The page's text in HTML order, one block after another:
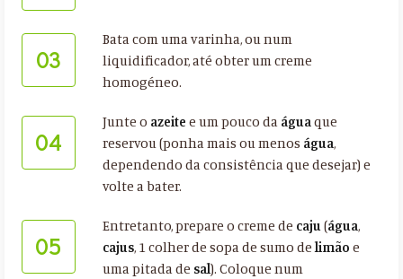
03
Bata com uma varinha, ou num
liquidificador, até obter um creme
homogéneo.
04
Junte o azeite e um pouco da águaque
reservou (ponha mais ou menos água,
dependendo da consistência que desejar) e
volte a bater.
05
Entretanto, prepare o creme de caju(água,
cajus, 1 colher de sopa de sumo delimão e
uma pitada de sal). Coloque num